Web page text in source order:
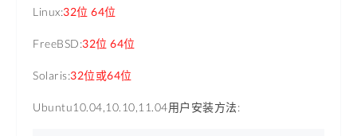
Linux:32位 64位
FreeBSD:32位 64位
Solaris:32位或64位
Ubuntu10.04,10.10,11.04用户安装方法: